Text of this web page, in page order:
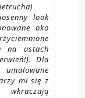
look
oko
na ustach
Dla
mi się z